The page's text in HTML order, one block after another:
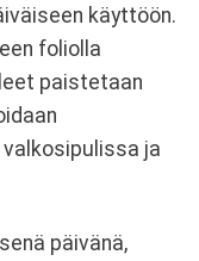
käyttöön.
foliolla
paistetaan
ja
päivänä,